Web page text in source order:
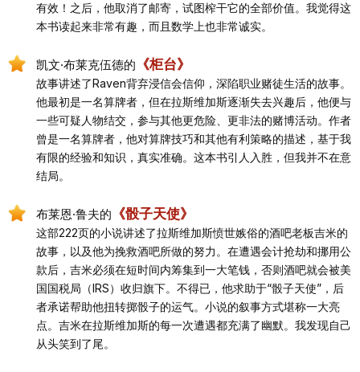
有效！之后，他取消了邮寄，试图榨干它的全部价值。我觉得这
本书读起来非常有趣，而且数学上也非常诚实。
凯文·布莱克伍德的 《柜台》
故事讲述了Raven背弃浸信会信仰，深陷职业赌徒生活的故事。
他最初是一名算牌者，但在拉斯维加斯逐渐失去兴趣后，他便与
一些可疑人物结交，参与其他更危险、更非法的赌博活动。作者
曾是一名算牌者，他对算牌技巧和其他有利策略的描述，基于我
有限的经验和知识，真实准确。这本书引人入胜，但我并不在意
结局。
布莱恩·鲁夫的 《骰子天使》
这部222页的小说讲述了拉斯维加斯愤世嫉俗的酒吧老板吉米的
故事，以及他为挽救酒吧所做的努力。在遭遇会计抢劫和挪用公
款后，吉米必须在短时间内筹集到一大笔钱，否则酒吧就会被美
国国税局（IRS）收归旗下。不得已，他求助于“骰子天使”，后
者承诺帮助他扭转掷骰子的运气。小说的叙事方式堪称一大亮
点。吉米在拉斯维加斯的每一次遭遇都充满了幽默。我发现自己
从头笑到了尾。